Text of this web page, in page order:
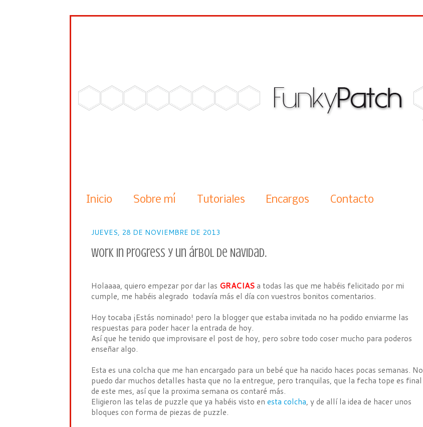
Inicio Sobre mí Tutoriales Encargos Contacto
JUEVES, 28 DE NOVIEMBRE DE 2013
Work in progress y un árbol de Navidad.
Holaaaa, quiero empezar por dar las GRACIAS a todas las que me habéis felicitado por mi
cumple, me habéis alegrado todavía más el día con vuestros bonitos comentarios.
Hoy tocaba ¡Estás nominado! pero la blogger que estaba invitada no ha podido enviarme las
respuestas para poder hacer la entrada de hoy.
Así que he tenido que improvisare el post de hoy, pero sobre todo coser mucho para poderos
enseñar algo.
Esta es una colcha que me han encargado para un bebé que ha nacido haces pocas semanas. No
puedo dar muchos detalles hasta que no la entregue, pero tranquilas, que la fecha tope es final
de este mes, así que la proxima semana os contaré más.
Eligieron las telas de puzzle que ya habéis visto en esta colcha, y de allí la idea de hacer unos
bloques con forma de piezas de puzzle.